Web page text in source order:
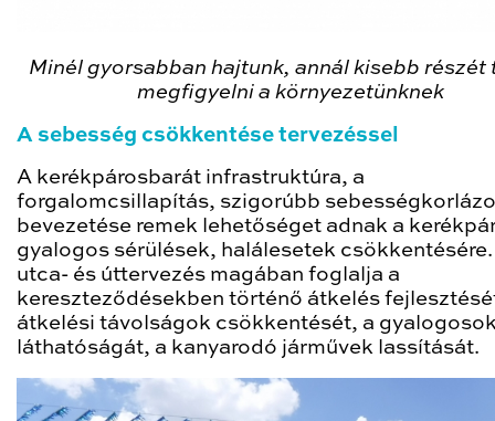
Minél gyorsabban hajtunk, annál kisebb részét
megfigyelni a környezetünknek
A sebesség csökkentése tervezéssel
A kerékpárosbarát infrastruktúra, a
forgalomcsillapítás, szigorúbb
bevezetése remek lehetőséget adnak a
gyalogos sérülések, halálesetek
utca- és úttervezés magában foglalja a
kereszteződésekben történő átkelés
átkelési távolságok csökkentését, a
láthatóságát, a kanyarodó járművek lassítását.